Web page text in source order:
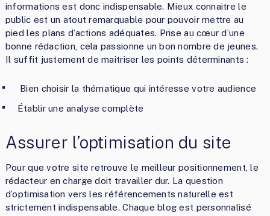
informations est donc indispensable. Mieux connaitre le
public est un atout remarquable pour pouvoir mettre au
pied les plans d’actions adéquates. Prise au cœur d’une
bonne rédaction, cela passionne un bon nombre de jeunes.
Il suffit justement de maitriser les points déterminants :
Bien choisir la thématique qui intéresse votre audience
Établir une analyse complète
Assurer l’optimisation du site
Pour que votre site retrouve le meilleur positionnement, le
rédacteur en charge doit travailler dur. La question
d’optimisation vers les référencements naturelle est
strictement indispensable. Chaque blog est personnalisé